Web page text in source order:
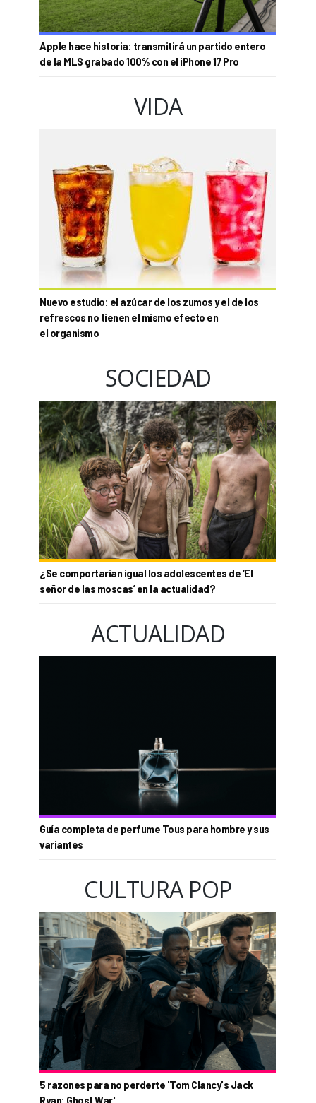
Apple hace historia: transmitirá un partido entero
de la MLS grabado 100% con el iPhone 17 Pro
VIDA
Nuevo estudio: el azúcar de los zumos y el de los
refrescos no tienen el mismo efecto en
el organismo
SOCIEDAD
¿Se comportarían igual los adolescentes de ‘El
señor de las moscas’ en la actualidad?
ACTUALIDAD
Guía completa de perfume Tous para hombre y sus
variantes
CULTURA POP
5 razones para no perderte 'Tom Clancy's Jack
Ryan: Ghost War'